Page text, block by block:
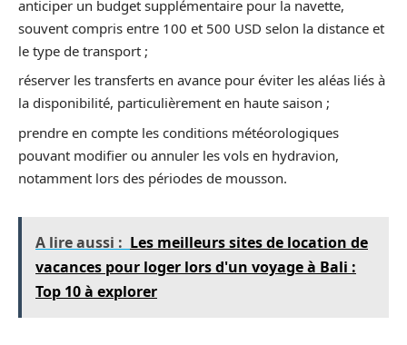
anticiper un budget supplémentaire pour la navette,
souvent compris entre 100 et 500 USD selon la distance et
le type de transport ;
réserver les transferts en avance pour éviter les aléas liés à
la disponibilité, particulièrement en haute saison ;
prendre en compte les conditions météorologiques
pouvant modifier ou annuler les vols en hydravion,
notamment lors des périodes de mousson.
A lire aussi : Les meilleurs sites de location de
vacances pour loger lors d'un voyage à Bali :
Top 10 à explorer